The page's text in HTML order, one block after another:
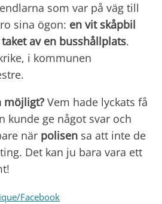
som var på väg till
sina ögon: en vit skåpbil
av en busshållplats.
i kommunen
möjligt? Vem hade lyckats få
kunde ge något svar och
när polisen sa att inte de
Det kan ju bara vara ett
Facebook